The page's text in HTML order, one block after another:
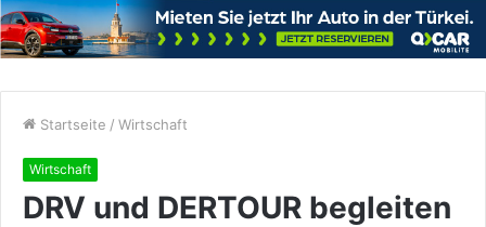
Startseite / Wirtschaft
Wirtschaft
DRV und DERTOUR begleiten